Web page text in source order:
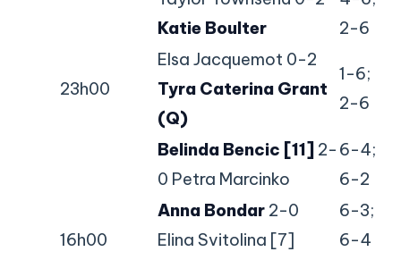
Katie Boulter
2-6
23h00
Elsa Jacquemot 0-2
Tyra Caterina Grant
(Q)
1-6;
2-6
16h00
Belinda Bencic [11] 2-
0 Petra Marcinko
6-4;
6-2
Anna Bondar 2-0
Elina Svitolina [7]
6-3;
6-4